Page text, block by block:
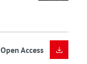
Open Access